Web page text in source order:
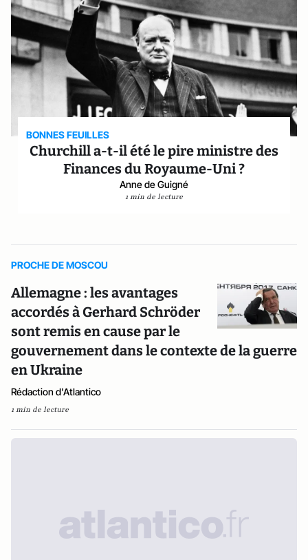
BONNES FEUILLES
Churchill a-t-il été le pire ministre des
Finances du Royaume-Uni ?
Anne de Guigné
1 min de lecture
PROCHE DE MOSCOU
Allemagne : les avantages
accordés à Gerhard Schröder
sont remis en cause par le
gouvernement dans le contexte de la guerre
en Ukraine
Rédaction d'Atlantico
1 min de lecture